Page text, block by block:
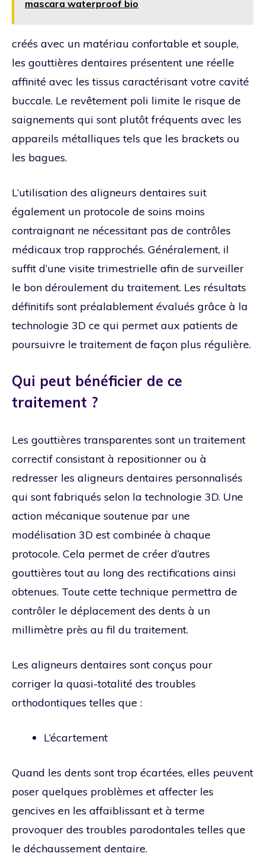
mascara waterproof bio
créés avec un matériau confortable et souple,
les gouttières dentaires présentent une réelle
affinité avec les tissus caractérisant votre cavité
buccale. Le revêtement poli limite le risque de
saignements qui sont plutôt fréquents avec les
appareils métalliques tels que les brackets ou
les bagues.
L’utilisation des aligneurs dentaires suit
également un protocole de soins moins
contraignant ne nécessitant pas de contrôles
médicaux trop rapprochés. Généralement, il
suffit d’une visite trimestrielle afin de surveiller
le bon déroulement du traitement. Les résultats
définitifs sont préalablement évalués grâce à la
technologie 3D ce qui permet aux patients de
poursuivre le traitement de façon plus régulière.
Qui peut bénéficier de ce
traitement ?
Les gouttières transparentes sont un traitement
correctif consistant à repositionner ou à
redresser les aligneurs dentaires personnalisés
qui sont fabriqués selon la technologie 3D. Une
action mécanique soutenue par une
modélisation 3D est combinée à chaque
protocole. Cela permet de créer d’autres
gouttières tout au long des rectifications ainsi
obtenues. Toute cette technique permettra de
contrôler le déplacement des dents à un
millimètre près au fil du traitement.
Les aligneurs dentaires sont conçus pour
corriger la quasi-totalité des troubles
orthodontiques telles que :
L’écartement
Quand les dents sont trop écartées, elles peuvent
poser quelques problèmes et affecter les
gencives en les affaiblissant et à terme
provoquer des troubles parodontales telles que
le déchaussement dentaire.